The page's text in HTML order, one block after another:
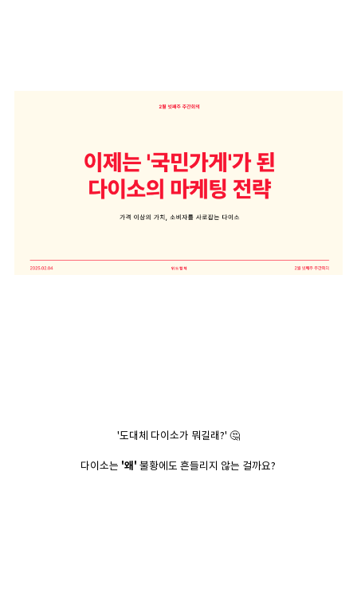
'도대체 다이소가 뭐길래?' 🤔
다이소는 '왜'불황에도 흔들리지 않는 걸까요?